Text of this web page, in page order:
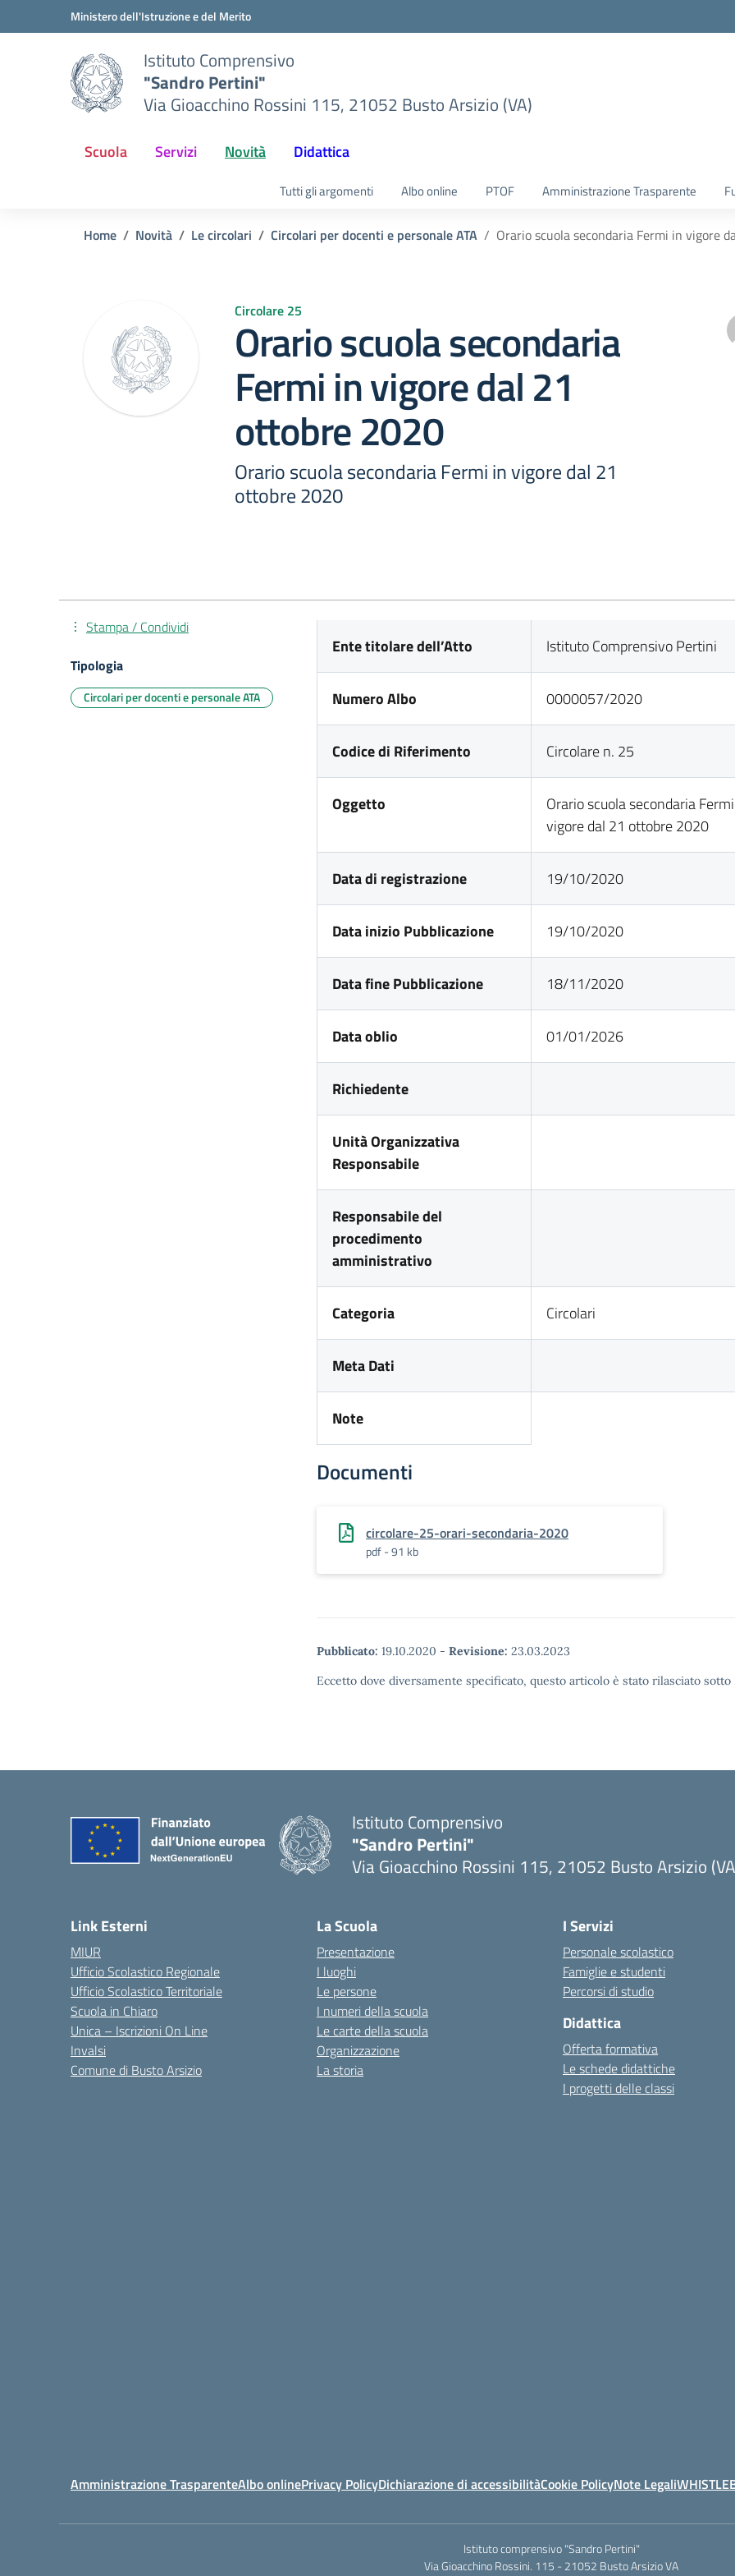
Vai ai contenuti
Vai al menu di navigazioneMinistero dell'Istruzione e del Merito
Istituto Comprensivo
"Sandro Pertini"
Via Gioacchino Rossini 115, 21052 Busto Arsizio (VA)
Scuola Servizi Novità Didattica
Tutti gli argomenti Albo online PTOF Amministrazione Trasparente
Home Novità Le circolari Circolari per docenti e personale ATA Orario scuola secondaria Fermi in vigore
Circolare 25
Orario scuola secondaria
Fermi in vigore dal 21
ottobre 2020
Orario scuola secondaria Fermi in vigore dal 21
ottobre 2020
Ente titolare dell’Atto Istituto Comprensivo Pertini
Numero Albo 0000057/2020
Codice di Riferimento Circolare n. 25
Oggetto
Orario scuola secondaria
vigore dal 21 ottobre 2020
Data di registrazione 19/10/2020
Data inizio Pubblicazione 19/10/2020
Data fine Pubblicazione 18/11/2020
Data oblio 01/01/2026
Richiedente
Unità Organizzativa
Responsabile
Responsabile del
procedimento
amministrativo
Categoria Circolari
Meta Dati
Note
Documenti
circolare-25-orari-secondaria-2020
pdf - 91 kb
Pubblicato: 19.10.2020 - Revisione: 23.03.2023
Eccetto dove diversamente specificato, questo articolo è stato rilasciato
Stampa / Condividi
Tipologia
Circolari per docenti e personale ATA
Istituto Comprensivo
"Sandro Pertini"
Via Gioacchino Rossini 115, 21052 Busto Arsizio
Link Esterni
MIUR
Ufficio Scolastico Regionale
Ufficio Scolastico Territoriale
Scuola in Chiaro
Unica – Iscrizioni On Line
Invalsi
Comune di Busto Arsizio
La Scuola
Presentazione
I luoghi
Le persone
I numeri della scuola
Le carte della scuola
Organizzazione
La storia
I Servizi
Personale scolastico
Famiglie e studenti
Percorsi di studio
Didattica
Offerta formativa
Le schede didattiche
I progetti delle classi
Amministrazione TrasparenteAlbo onlinePrivacy PolicyDichiarazione di accessibilitàCookie PolicyNote Legali
Istituto comprensivo "Sandro Pertini"
Via Gioacchino Rossini. 115 - 21052 Busto Arsizio VA